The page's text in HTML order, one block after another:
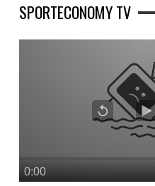
SPORTECONOMY TV